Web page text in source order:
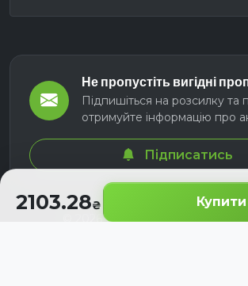
2103.28 Купити
Не пропустіть вигідні
Підпишіться на розсилку
отримуйте інформацію про
Підписатись
© 2026 СЕЛМ АГРО. Всі права